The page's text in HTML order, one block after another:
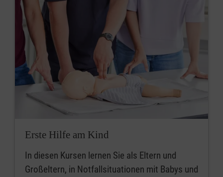
Erste Hilfe am Kind
In diesen Kursen lernen Sie als Eltern und
Großeltern, in Notfallsituationen mit Babys und